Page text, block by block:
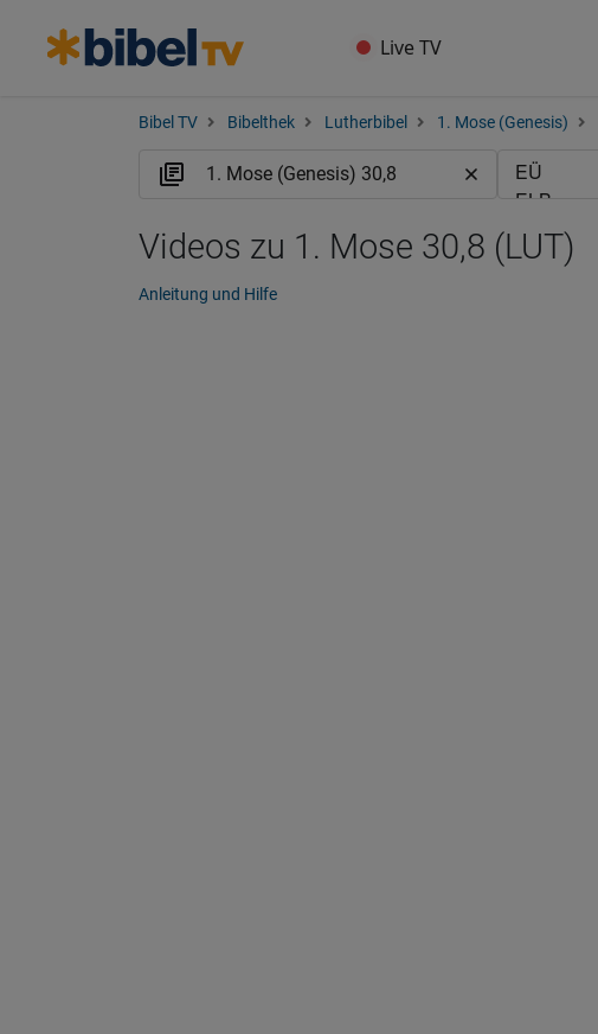
Live TV
Bibel TV Bibelthek Lutherbibel 1. Mose (Genesis)
Videos zu 1. Mose 30,8 (LUT)
Anleitung und Hilfe